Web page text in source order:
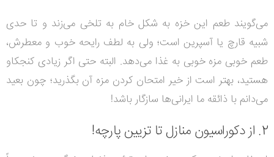
می‌گویند طعم این خزه به شکل خام به تلخی می‌زند و تا حدی
شبیه قارچ یا آسپرین است؛ ولی به لطف رایحه خوب و معطرش،
طعم خوبی مزه خوبی به غذا می‌دهد. البته حتی اگر زیادی کنجکاو
هستید، بهتر است از خیر امتحان کردن مزه آن بگذرید؛ چون بعید
می‌دانم با ذائقه ما ایرانی‌ها سازگار باشد!
2. از دکوراسیون منازل تا تزیین پارچه!